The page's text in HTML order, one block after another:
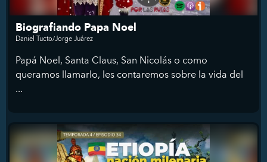
Biografiando Papa Noel
Daniel Tucto/Jorge Juárez
Papá Noel, Santa Claus, San Nicolás o como
queramos llamarlo, les contaremos sobre la vida del
...